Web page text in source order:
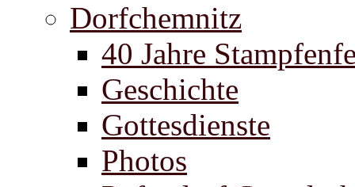
Dorfchemnitz
40 Jahre
Geschichte
Gottesdienste
Photos